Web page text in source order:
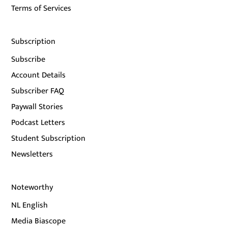
Terms of Services
Subscription
Subscribe
Account Details
Subscriber FAQ
Paywall Stories
Podcast Letters
Student Subscription
Newsletters
Noteworthy
NL English
Media Biascope